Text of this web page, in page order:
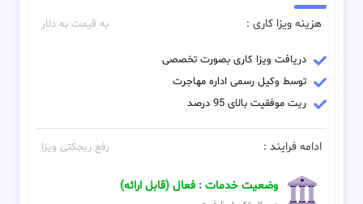
هزینه ویزا کاری : به قیمت به دلار
دریافت ویزا کاری بصورت تخصصی
توسط وکیل رسمی اداره مهاجرت
ریت موفقیت بالای 95 درصد
ادامه فرایند : رفع ریجکتی ویزا
وضعیت خدمات : فعال (قابل ارائه)